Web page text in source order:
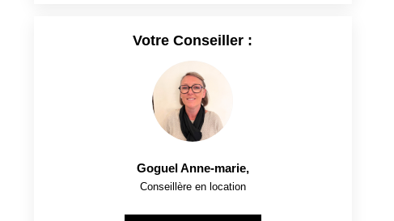
Votre Conseiller :
Goguel Anne-marie,
Conseillère en location